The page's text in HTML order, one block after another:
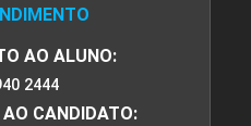
AO ALUNO:
2444
CANDIDATO: